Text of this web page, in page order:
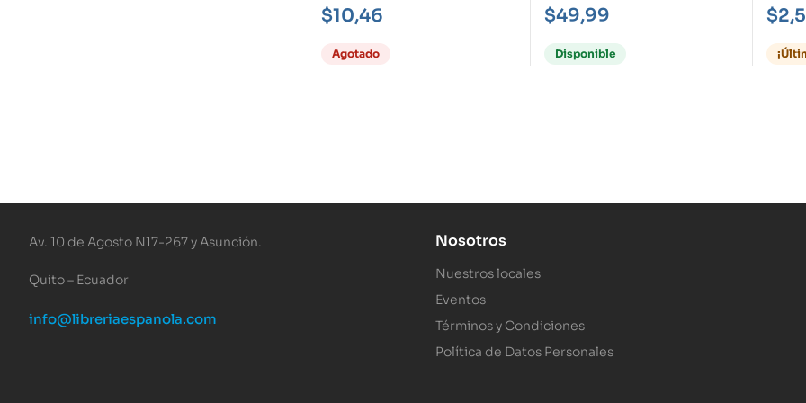
$10,46
Agotado
$49,99
Disponible
271
$
Av. 10 de Agosto N17-267 y Asunción.
Quito – Ecuador
info@libreriaespanola.com
Nosotros
Nuestros locales
Eventos
Términos y Condiciones
Política de Datos Personales